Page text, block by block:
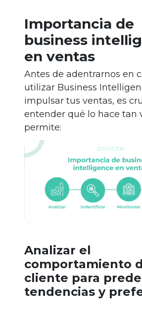
Importancia de
business
en ventas
Antes de adentrarnos en
utilizar Business
impulsar tus ventas, es
entender qué lo hace tan
permite:
Analizar el
comportamiento
cliente para
tendencias y